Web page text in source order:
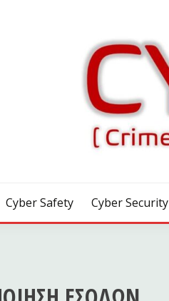
Cyber Safety Cyber Security